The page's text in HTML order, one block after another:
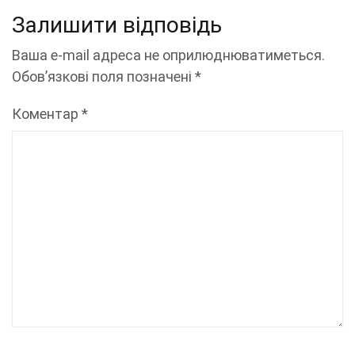
Залишити відповідь
Ваша e-mail адреса не оприлюднюватиметься.
Обов’язкові поля позначені *
Коментар *